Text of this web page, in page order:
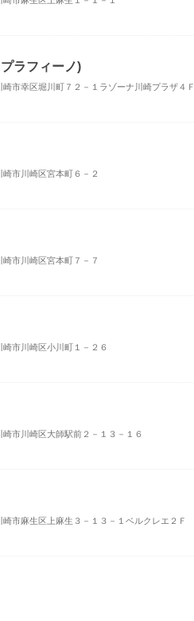
ラフィーノ)
崎市幸区堀川町７２－１ラゾーナ川崎プラザ４Ｆ
崎市川崎区宮本町６－２
崎市川崎区宮本町７－７
崎市川崎区小川町１－２６
崎市川崎区大師駅前２－１３－１６
崎市麻生区上麻生３－１３－１ベルクレエ２Ｆ